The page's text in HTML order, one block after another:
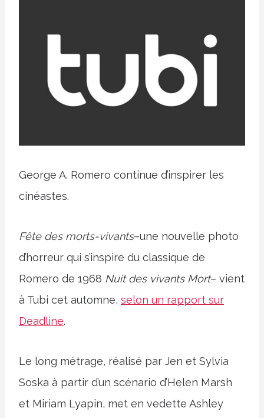
George A. Romero continue d’inspirer les
cinéastes.
Fête des morts-vivants–une nouvelle photo
d’horreur qui s’inspire du classique de
Romero de 1968 Nuit des vivants Mort– vient
à Tubi cet automne, selon un rapport sur
Deadline.
Le long métrage, réalisé par Jen et Sylvia
Soska à partir d’un scénario d’Helen Marsh
et Miriam Lyapin, met en vedette Ashley